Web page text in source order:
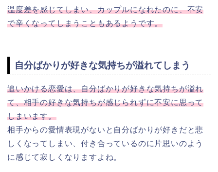
温度差を感じてしまい、カップルになれたのに、不安
で辛くなってしまうこともあるようです。
自分ばかりが好きな気持ちが溢れてしまう
追いかける恋愛は、自分ばかりが好きな気持ちが溢れ
て、相手の好きな気持ちが感じられずに不安に思って
しまいます。
相手からの愛情表現がないと自分ばかりが好きだと悲
しくなってしまい、付き合っているのに片思いのよう
に感じて寂しくなりますよね。